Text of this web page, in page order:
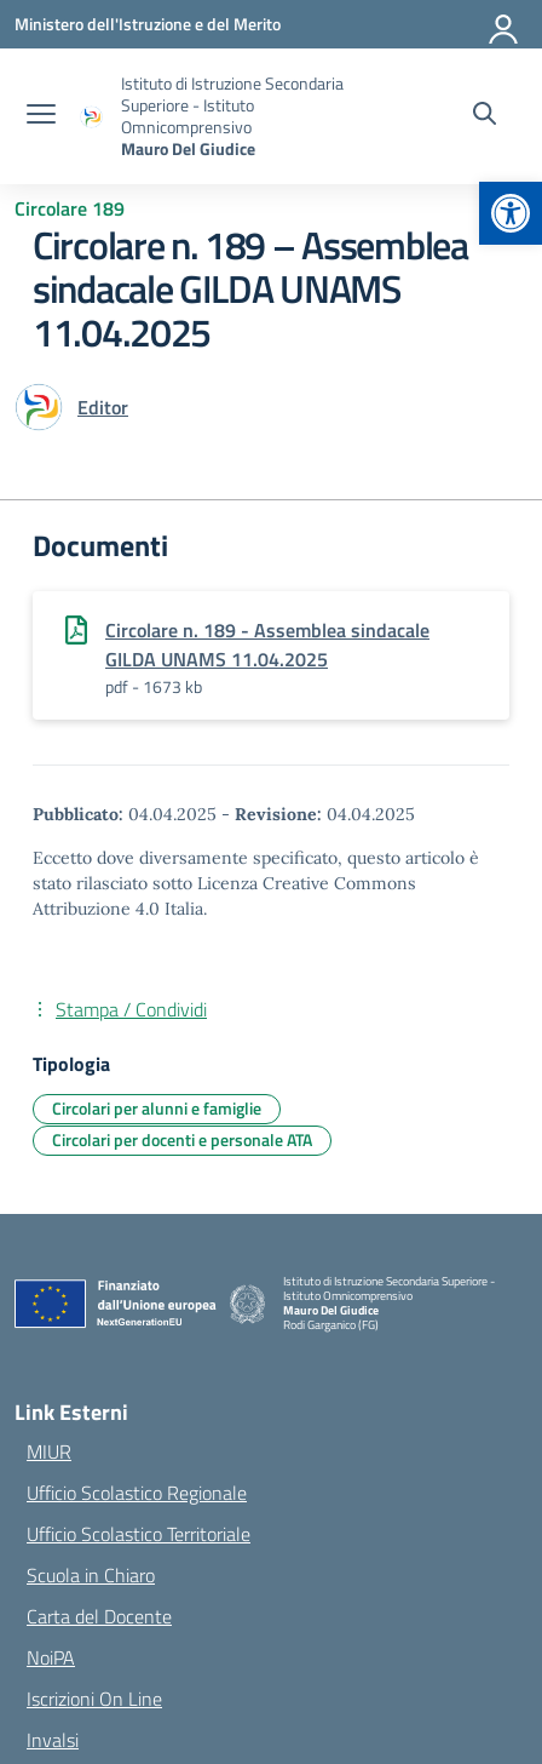
Vai ai contenuti
Vai al menu di navigazione
Vai al footer
Ministero dell'Istruzione e del Merito
Istituto di Istruzione Secondaria
Superiore - Istituto
Omnicomprensivo
Mauro Del Giudice
Circolare 189
Circolare n. 189 – Assemblea
sindacale GILDA UNAMS
11.04.2025
Editor
Documenti
Circolare n. 189 - Assemblea sindacale
GILDA UNAMS 11.04.2025
pdf - 1673 kb
Pubblicato: 04.04.2025 - Revisione: 04.04.2025
Eccetto dove diversamente specificato, questo articolo è
stato rilasciato sotto Licenza Creative Commons
Attribuzione 4.0 Italia.
Stampa / Condividi
Tipologia
Circolari per alunni e famiglie
Circolari per docenti e personale ATA
Istituto di Istruzione Secondaria Superiore -
Istituto Omnicomprensivo
Mauro Del Giudice
Rodi Garganico (FG)
— Visita la pagina iniziale della scuola
Link Esterni
MIUR
Ufficio Scolastico Regionale
Ufficio Scolastico Territoriale
Scuola in Chiaro
Carta del Docente
NoiPA
Iscrizioni On Line
Invalsi